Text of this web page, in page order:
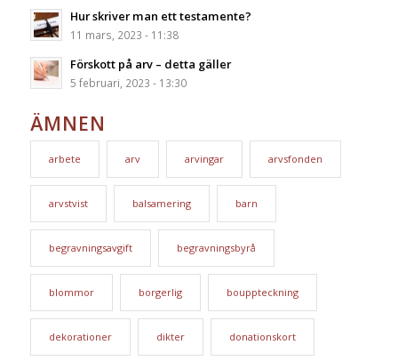
Hur skriver man ett testamente?
11 mars, 2023 - 11:38
Förskott på arv – detta gäller
5 februari, 2023 - 13:30
ÄMNEN
arbete arv arvingar arvsfonden
arvstvist balsamering barn
begravningsavgift begravningsbyrå
blommor borgerlig bouppteckning
dekorationer dikter donationskort